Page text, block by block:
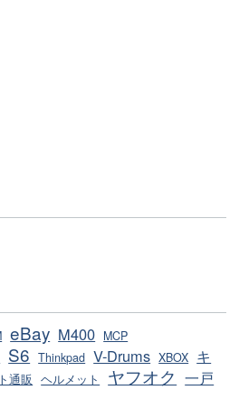
eBay M400 MCP
S6 Thinkpad V-Drums XBOX キ
通販 ヘルメット ヤフオク 一戸